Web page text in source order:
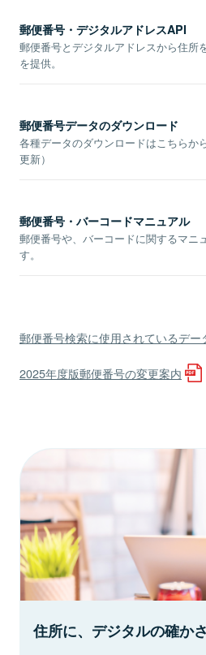
郵便番号・デジタルアドレスAPI
郵便番号とデジタルアドレスから住所
を提供。
郵便番号データのダウンロード
各種データのダウンロードはこちらか
更新）
郵便番号・バーコードマニュアル
郵便番号や、バーコードに関するマニ
す。
郵便番号検索に使用されているデー
2025年度版郵便番号の変更案内
住所に、デジタルの確かさ